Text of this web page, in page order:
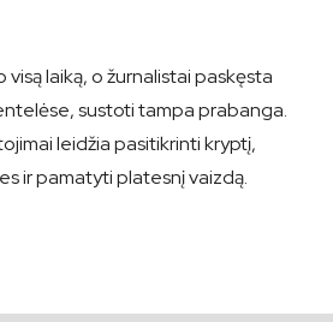
laiką, o žurnalistai paskęsta
sustoti tampa prabanga.
leidžia pasitikrinti kryptį,
ir pamatyti platesnį vaizdą.